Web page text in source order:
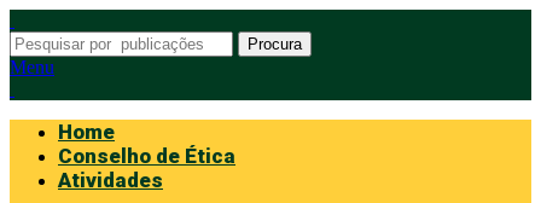
Procura
Menu
Home
Conselho de Ética
Atividades